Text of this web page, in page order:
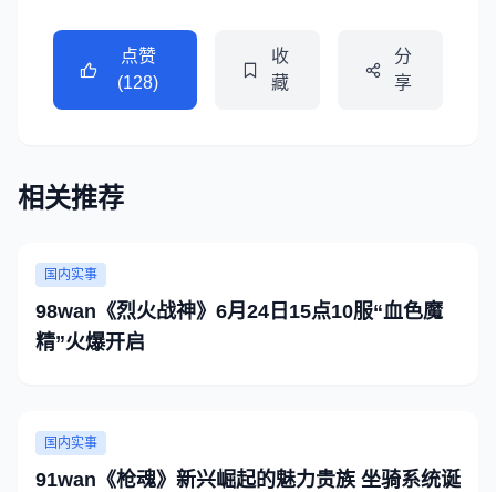
点赞
(128)
收
藏
分
享
相关推荐
国内实事
98wan《烈火战神》6月24日15点10服“血色魔
精”火爆开启
国内实事
91wan《枪魂》新兴崛起的魅力贵族 坐骑系统诞